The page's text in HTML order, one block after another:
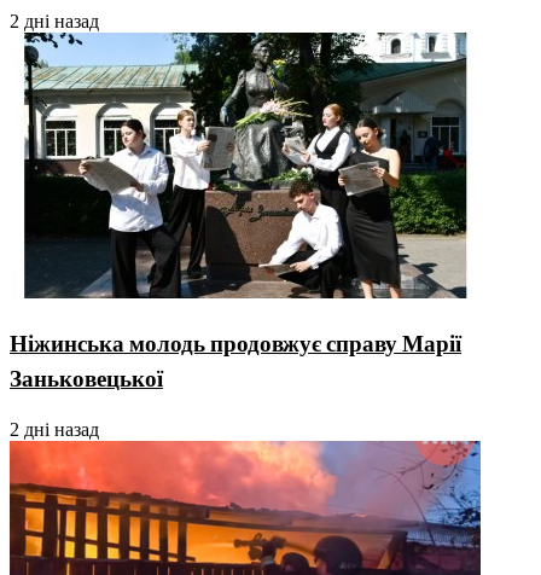
2 дні назад
Ніжинська молодь продовжує справу Марії
Заньковецької
2 дні назад